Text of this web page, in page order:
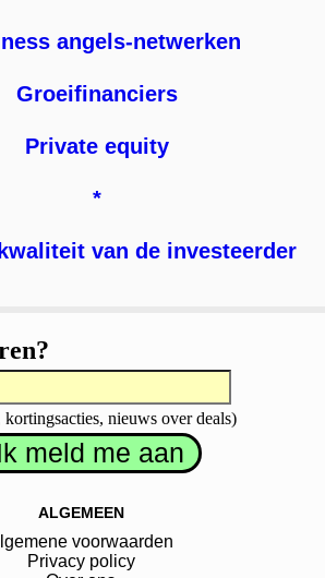
angels-netwerken
Groeifinanciers
Private equity
*
van de investeerder
nieuws over deals)
ALGEMEEN
voorwaarden
Privacy policy